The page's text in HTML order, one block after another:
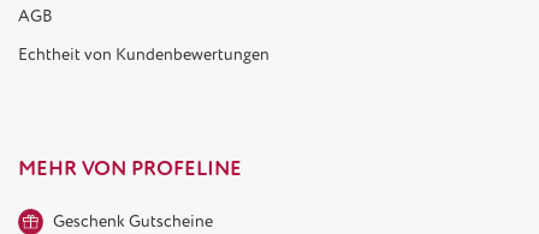
AGB
Echtheit von Kundenbewertungen
MEHR VON PROFELINE
Geschenk Gutscheine